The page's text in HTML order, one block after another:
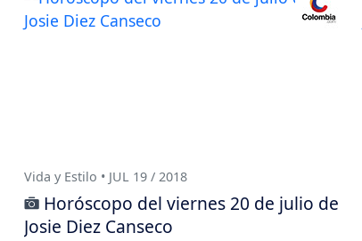
Vida y Estilo • JUL 19 / 2018
Horóscopo del viernes 20 de julio de
Josie Diez Canseco